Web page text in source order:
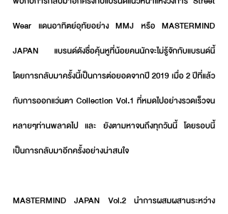
Wear แดนอาทิตย์อุทัยอย่าง MMJ หรือ MASTERMIND
JAPAN แบรนด์ดังชื่อคุ้นหูที่น้อยคนนักจะไม่รู้จักกับแบรนด์นี้
โดยการกลับมาครั้งนี้เป็นการต่อยอดจากปี 2019 เมื่อ 2 ปีที่แล้ว
กับการออกแว่นตา Collection Vol.1 ที่หมดไปอย่างรวดเร็วจน
หลายๆท่านพลาดไป และ ยังตามหาจนถึงทุกวันนี้ โดยรอบนี้
เป็นการกลับมาอีกครั้งอย่างน่าสนใจ
MASTERMIND JAPAN Vol.2 นำการผสมผสานระหว่าง